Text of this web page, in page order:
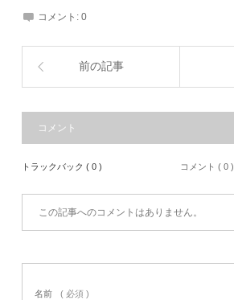
コメント:0
前の記事
コメント
トラックバック ( 0 ) コメント ( 0 )
この記事へのコメントはありません。
名前 ( 必須 )